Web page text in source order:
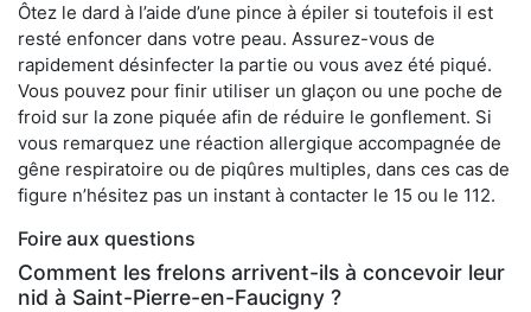
Ôtez le dard à l’aide d’une pince à épiler si toutefois il est
resté enfoncer dans votre peau. Assurez-vous de
rapidement désinfecter la partie ou vous avez été piqué.
Vous pouvez pour finir utiliser un glaçon ou une poche de
froid sur la zone piquée afin de réduire le gonflement. Si
vous remarquez une réaction allergique accompagnée de
gêne respiratoire ou de piqûres multiples, dans ces cas de
figure n’hésitez pas un instant à contacter le 15 ou le 112.
Foire aux questions
Comment les frelons arrivent-ils à concevoir leur
nid à Saint-Pierre-en-Faucigny ?